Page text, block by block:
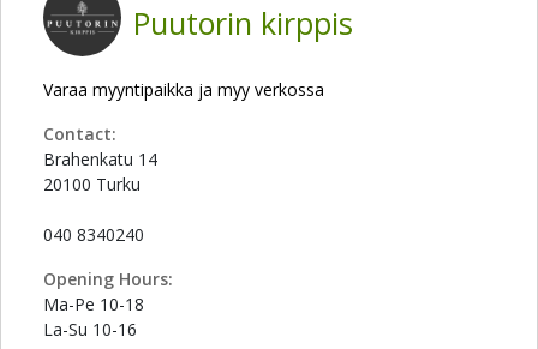
Puutorin kirppis
Varaa myyntipaikka ja myy verkossa
Contact:
Brahenkatu 14
20100 Turku
040 8340240
Opening Hours:
Ma-Pe 10-18
La-Su 10-16